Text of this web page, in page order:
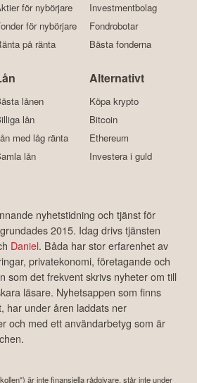
för nybörjare
för nybörjare
på ränta
Investmentbolag
Fondrobotar
Bästa fonderna
lånen
lån
med låg ränta
lån
Alternativt
Köpa krypto
Bitcoin
Ethereum
Investera i guld
nyhetstidning och tjänst för
2015. Idag drivs tjänsten
Daniel. Båda har stor erfarenhet av
privatekonomi, företagande och
som det frekvent skrivs nyheter om till
läsare. Nyhetsappen som finns
har under åren laddats ner
och med ett användarbetyg som är
är inte finansiella rådgivare, står inte under